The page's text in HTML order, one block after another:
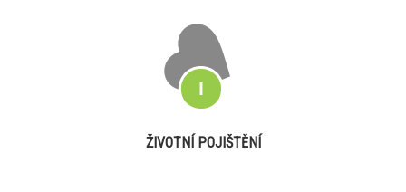
ŽIVOTNÍ POJIŠTĚNÍ